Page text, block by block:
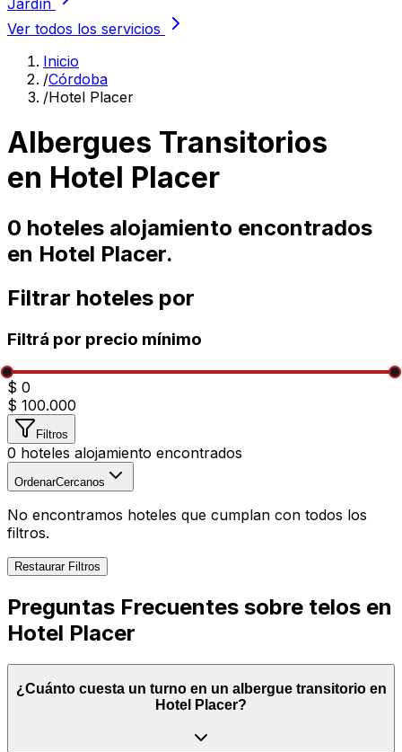
Jardín
Ver todos los servicios
Inicio
/Córdoba
/Hotel Placer
Albergues Transitorios
en Hotel Placer
0 hoteles alojamiento encontrados
en Hotel Placer.
Filtrar hoteles por
Filtrá por precio mínimo
$ 0
$ 100.000
Filtros
0 hoteles alojamiento encontrados
OrdenarCercanos
No encontramos hoteles que cumplan con todos los
filtros.
Restaurar Filtros
Preguntas Frecuentes sobre telos en
Hotel Placer
¿Cuánto cuesta un turno en un albergue transitorio en
Hotel Placer?